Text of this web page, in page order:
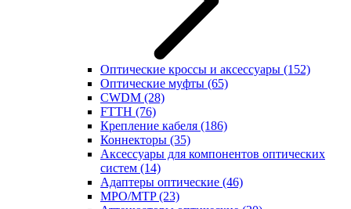
Оптические кроссы и аксессуары (152)
Оптические муфты (65)
CWDM (28)
FTTH (76)
Крепление кабеля (186)
Коннекторы (35)
Аксессуары для компонентов оптических
систем (14)
Адаптеры оптические (46)
MPO/MTP(23)